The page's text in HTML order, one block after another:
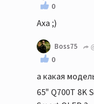
0
Аха ;)
Boss75
0
а какая
65" Q700T 8K